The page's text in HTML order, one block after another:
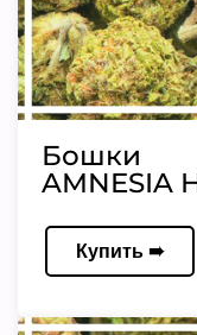
Бошки
AMNESIA
Купить ➠